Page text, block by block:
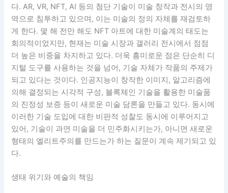
다. AR, VR, NFT, AI 등의 첨단 기술이 미술 창작과 전시의 영
역으로 침투하고 있으며, 이는 미술의 정의 자체를 재검토하
게 한다. 몇 해 전만 해도 NFT 아트에 대한 미술계의 태도는
회의적이었지만, 현재는 미술 시장과 갤러리 전시에서 점점
더 높은 비중을 차지하고 있다. 더욱 흥미로운 점은 단순히 디
지털 도구를 사용하는 것을 넘어, 기술 자체가 작품의 주제가
되고 있다는 것이다. 인공지능이 창작한 이미지, 알고리즘에
의해 결정되는 시각적 구성, 블록체인 기술을 활용한 미술품
의 진정성 보증 등이 새로운 미술 담론을 만들고 있다. 동시에
이러한 기술 도입에 대한 비판적 성찰도 동시에 이루어지고
있어, 기술이 과연 미술을 더 민주화시키는가, 아니면 새로운
형태의 엘리트주의를 만드는가 하는 질문이 계속 제기되고 있
다.
생태 위기와 예술의 책임